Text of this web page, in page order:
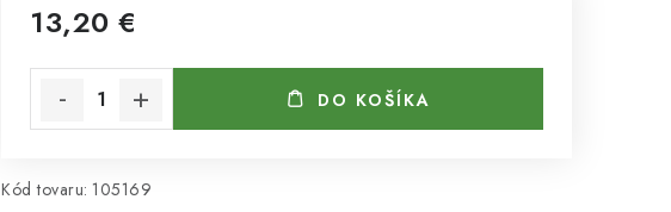
13,20 €
DO KOŠÍKA
Kód tovaru: 105169